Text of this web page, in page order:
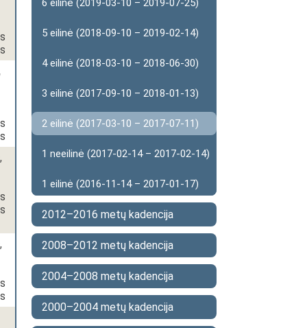
,
,
6 eilinė (2019-03-10 – 2019-07-25)
5 eilinė (2018-09-10 – 2019-02-14)
4 eilinė (2018-03-10 – 2018-06-30)
3 eilinė (2017-09-10 – 2018-01-13)
2 eilinė (2017-03-10 – 2017-07-11)
1 neeilinė (2017-02-14 – 2017-02-14)
1 eilinė (2016-11-14 – 2017-01-17)
2012–2016 metų kadencija
2008–2012 metų kadencija
2004–2008 metų kadencija
2000–2004 metų kadencija